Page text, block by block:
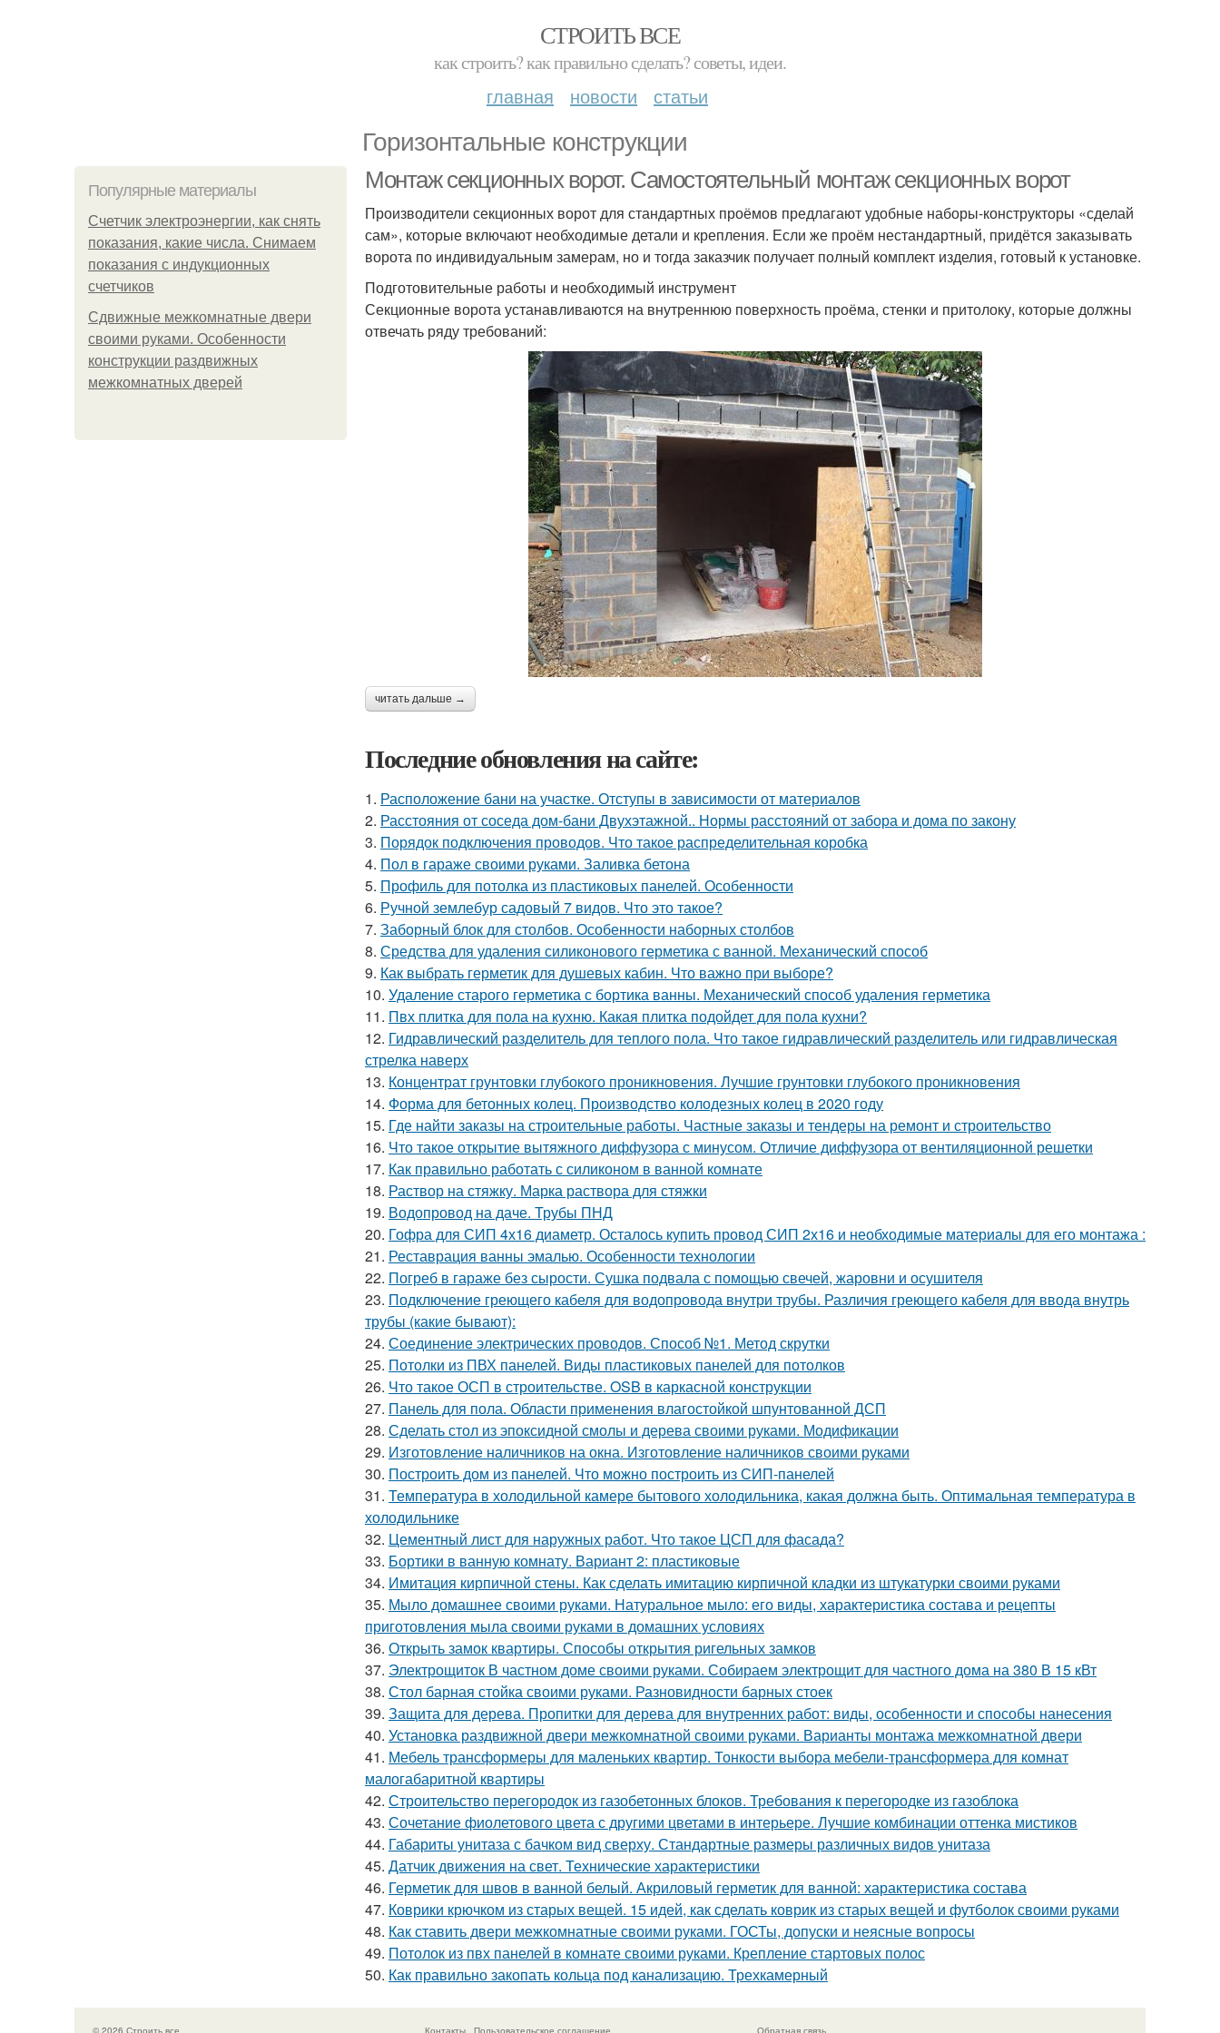
СТРОИТЬ ВСЕ
как строить? как правильно сделать? советы, идеи.
главная новости статьи
Горизонтальные конструкции
Популярные материалы
Счетчик электроэнергии, как снять
показания, какие числа. Снимаем
показания с индукционных
счетчиков
Сдвижные межкомнатные двери
своими руками. Особенности
конструкции раздвижных
межкомнатных дверей
Монтаж секционных ворот. Самостоятельный монтаж секционных ворот
Производители секционных ворот для стандартных проёмов предлагают удобные наборы-конструкторы «сделай
сам», которые включают необходимые детали и крепления. Если же проём нестандартный, придётся заказывать
ворота по индивидуальным замерам, но и тогда заказчик получает полный комплект изделия, готовый к установке.
Подготовительные работы и необходимый инструмент
Секционные ворота устанавливаются на внутреннюю поверхность проёма, стенки и притолоку, которые должны
отвечать ряду требований:
читать дальше →
Последние обновления на сайте:
1. Расположение бани на участке. Отступы в зависимости от материалов
2. Расстояния от соседа дом-бани Двухэтажной.. Нормы расстояний от забора и дома по закону
3. Порядок подключения проводов. Что такое распределительная коробка
4. Пол в гараже своими руками. Заливка бетона
5. Профиль для потолка из пластиковых панелей. Особенности
6. Ручной землебур садовый 7 видов. Что это такое?
7. Заборный блок для столбов. Особенности наборных столбов
8. Средства для удаления силиконового герметика с ванной. Механический способ
9. Как выбрать герметик для душевых кабин. Что важно при выборе?
10. Удаление старого герметика с бортика ванны. Механический способ удаления герметика
11. Пвх плитка для пола на кухню. Какая плитка подойдет для пола кухни?
12. Гидравлический разделитель для теплого пола. Что такое гидравлический разделитель или гидравлическая
стрелка наверх
13. Концентрат грунтовки глубокого проникновения. Лучшие грунтовки глубокого проникновения
14. Форма для бетонных колец. Производство колодезных колец в 2020 году
15. Где найти заказы на строительные работы. Частные заказы и тендеры на ремонт и строительство
16. Что такое открытие вытяжного диффузора с минусом. Отличие диффузора от вентиляционной решетки
17. Как правильно работать с силиконом в ванной комнате
18. Раствор на стяжку. Марка раствора для стяжки
19. Водопровод на даче. Трубы ПНД
20. Гофра для СИП 4х16 диаметр. Осталось купить провод СИП 2х16 и необходимые материалы для его монтажа :
21. Реставрация ванны эмалью. Особенности технологии
22. Погреб в гараже без сырости. Сушка подвала с помощью свечей, жаровни и осушителя
23. Подключение греющего кабеля для водопровода внутри трубы. Различия греющего кабеля для ввода внутрь
трубы (какие бывают):
24. Соединение электрических проводов. Способ №1. Метод скрутки
25. Потолки из ПВХ панелей. Виды пластиковых панелей для потолков
26. Что такое ОСП в строительстве. OSB в каркасной конструкции
27. Панель для пола. Области применения влагостойкой шпунтованной ДСП
28. Сделать стол из эпоксидной смолы и дерева своими руками. Модификации
29. Изготовление наличников на окна. Изготовление наличников своими руками
30. Построить дом из панелей. Что можно построить из СИП-панелей
31. Температура в холодильной камере бытового холодильника, какая должна быть. Оптимальная температура в
холодильнике
32. Цементный лист для наружных работ. Что такое ЦСП для фасада?
33. Бортики в ванную комнату. Вариант 2: пластиковые
34. Имитация кирпичной стены. Как сделать имитацию кирпичной кладки из штукатурки своими руками
35. Мыло домашнее своими руками. Натуральное мыло: его виды, характеристика состава и рецепты
приготовления мыла своими руками в домашних условиях
36. Открыть замок квартиры. Способы открытия ригельных замков
37. Электрощиток В частном доме своими руками. Собираем электрощит для частного дома на 380 В 15 кВт
38. Стол барная стойка своими руками. Разновидности барных стоек
39. Защита для дерева. Пропитки для дерева для внутренних работ: виды, особенности и способы нанесения
40. Установка раздвижной двери межкомнатной своими руками. Варианты монтажа межкомнатной двери
41. Мебель трансформеры для маленьких квартир. Тонкости выбора мебели-трансформера для комнат
малогабаритной квартиры
42. Строительство перегородок из газобетонных блоков. Требования к перегородке из газоблока
43. Сочетание фиолетового цвета с другими цветами в интерьере. Лучшие комбинации оттенка мистиков
44. Габариты унитаза с бачком вид сверху. Стандартные размеры различных видов унитаза
45. Датчик движения на свет. Технические характеристики
46. Герметик для швов в ванной белый. Акриловый герметик для ванной: характеристика состава
47. Коврики крючком из старых вещей. 15 идей, как сделать коврик из старых вещей и футболок своими руками
48. Как ставить двери межкомнатные своими руками. ГОСТы, допуски и неясные вопросы
49. Потолок из пвх панелей в комнате своими руками. Крепление стартовых полос
50. Как правильно закопать кольца под канализацию. Трехкамерный
© 2026 Строить все Контакты Пользовательское соглашение Обратная связь